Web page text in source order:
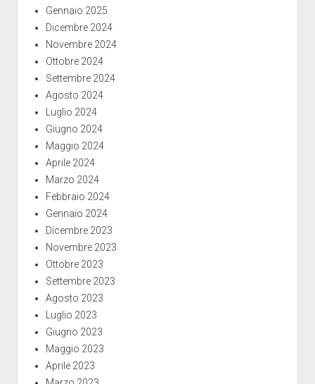
Gennaio 2025
Dicembre 2024
Novembre 2024
Ottobre 2024
Settembre 2024
Agosto 2024
Luglio 2024
Giugno 2024
Maggio 2024
Aprile 2024
Marzo 2024
Febbraio 2024
Gennaio 2024
Dicembre 2023
Novembre 2023
Ottobre 2023
Settembre 2023
Agosto 2023
Luglio 2023
Giugno 2023
Maggio 2023
Aprile 2023